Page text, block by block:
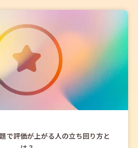
で評価が上がる人の立ち回り方と